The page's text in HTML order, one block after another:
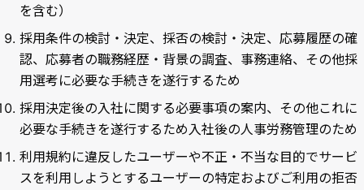
を含む）
採用条件の検討・決定、採否の検討・決定、応募履歴の確
認、応募者の職務経歴・背景の調査、事務連絡、その他採
用選考に必要な手続きを遂行するため
採用決定後の入社に関する必要事項の案内、その他これに
必要な手続きを遂行するため入社後の人事労務管理のため
利用規約に違反したユーザーや不正・不当な目的でサービ
スを利用しようとするユーザーの特定およびご利用の拒否